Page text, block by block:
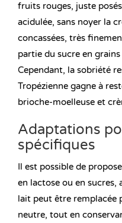
fruits rouges, juste
acidulée, sans noyer la
concassées, très
partie du sucre en
Cependant, la sobriété
Tropézienne gagne à
brioche-moelleuse et
Adaptations
spécifiques
Il est possible de
en lactose ou en sucres,
lait peut être remplacée
neutre, tout en